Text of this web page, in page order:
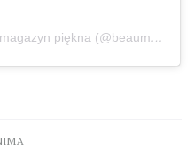
A post shared by beaumag.pl - magazyn piękna (@beaumag.pl)